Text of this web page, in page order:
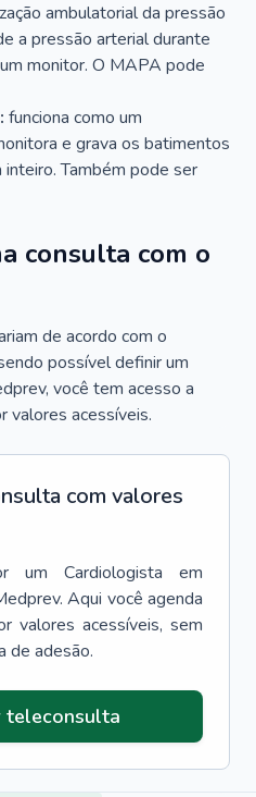
ambulatorial da pressão
a pressão arterial durante
monitor. O MAPA pode
funciona como um
e grava os batimentos
inteiro. Também pode ser
consulta com o
de acordo com o
possível definir um
você tem acesso a
valores acessíveis.
com valores
um Cardiologista
em
Aqui você agenda
valores acessíveis, sem
de adesão.
teleconsulta